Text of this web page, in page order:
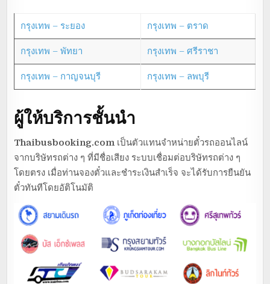
กรุงเทพ – ระยอง กรุงเทพ – ตราด
กรุงเทพ – พัทยา กรุงเทพ – ศรีราชา
กรุงเทพ – กาญจนบุรี กรุงเทพ – ลพบุรี
ผู้ให้บริการชั้นนำ
Thaibusbooking.com เป็นตัวแทนจำหน่ายตั๋วรถออนไลน์
จากบริษัทรถต่าง ๆ ที่มีชื่อเสียง ระบบเชื่อมต่อบริษัทรถต่าง ๆ
โดยตรง เมื่อท่านจองตั๋วและชำระเงินสำเร็จ จะได้รับการยืนยัน
ตั๋วทันทีโดยอัติโนมัติ